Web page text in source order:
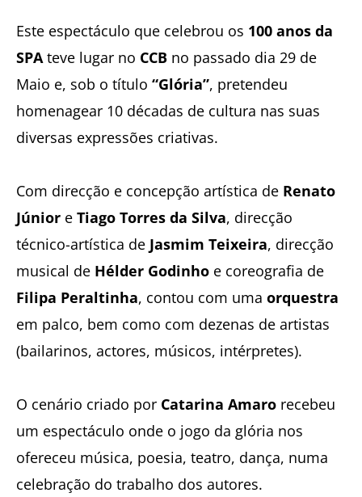
Este espectáculo que celebrou os 100 anos da
SPAteve lugar no CCB no passado dia 29 de
Maio e, sob o título “Glória”, pretendeu
homenagear 10 décadas de cultura nas suas
diversas expressões criativas.
Com direcção e concepção artística de Renato
Júnior e Tiago Torres da Silva, direcção
técnico-artística de Jasmim Teixeira, direcção
musical de Hélder Godinho e coreografia de
Filipa Peraltinha, contou com uma orquestra
em palco, bem como com dezenas de artistas
(bailarinos, actores, músicos, intérpretes).
O cenário criado por Catarina Amaro recebeu
um espectáculo onde o jogo da glória nos
ofereceu música, poesia, teatro, dança, numa
celebração do trabalho dos autores.